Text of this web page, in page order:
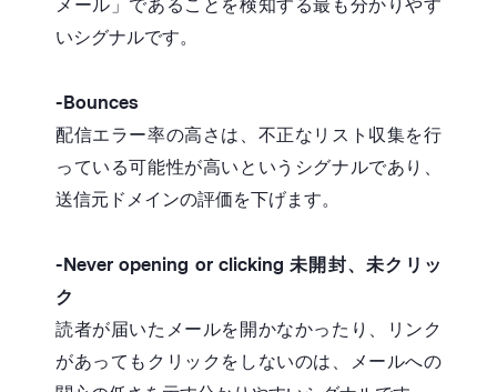
メール」であることを検知する最も分かりやす
いシグナルです。
-Bounces
配信エラー率の高さは、不正なリスト収集を行
っている可能性が高いというシグナルであり、
送信元ドメインの評価を下げます。
-Never opening or clicking 未開封、未クリッ
ク
読者が届いたメールを開かなかったり、リンク
があってもクリックをしないのは、メールへの